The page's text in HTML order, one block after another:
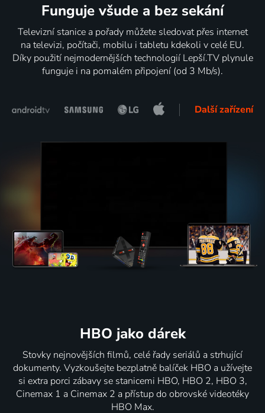
Funguje všude a bez sekání
Televizní stanice a pořady můžete sledovat přes internet
na televizi, počítači, mobilu i tabletu kdekoli v celé EU.
Díky použití nejmodernějších technologií Lepší.TV plynule
funguje i na pomalém připojení (od 3 Mb/s).
Další zařízení
HBO jako dárek
Stovky nejnovějších filmů, celé řady seriálů a strhující
dokumenty. Vyzkoušejte bezplatně balíček HBO a užívejte
si extra porci zábavy se stanicemi HBO, HBO 2, HBO 3,
Cinemax 1 a Cinemax 2 a přístup do obrovské videotéky
HBO Max.